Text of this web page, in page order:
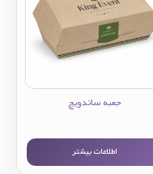
جعبه ساندویچ
اطلاعات بیشتر